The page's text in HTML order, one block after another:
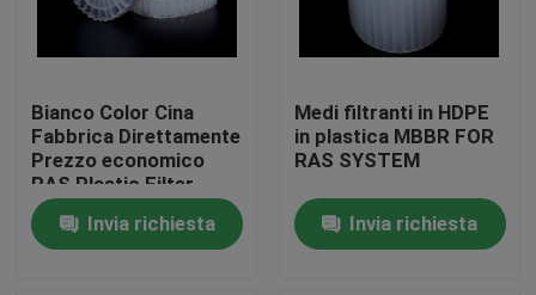
Casa
Bianco Color Cina
Fabbrica Direttamente
Prezzo economico
RAS Plastic Filter
Media K5
Invia richiesta
Medi filtranti in HDPE
in plastica MBBR FOR
RAS SYSTEM
Invia richiesta